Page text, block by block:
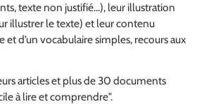
texte non justifié…), leur illustration
illustrer le texte) et leur contenu
et d’un vocabulaire simples, recours aux
articles et plus de 30 documents
à lire et comprendre".